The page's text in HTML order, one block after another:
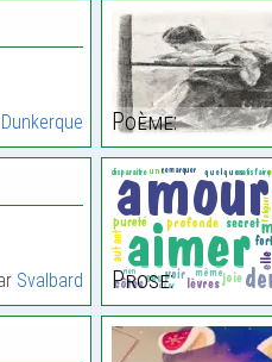
Poème:
Svalbard Prose: